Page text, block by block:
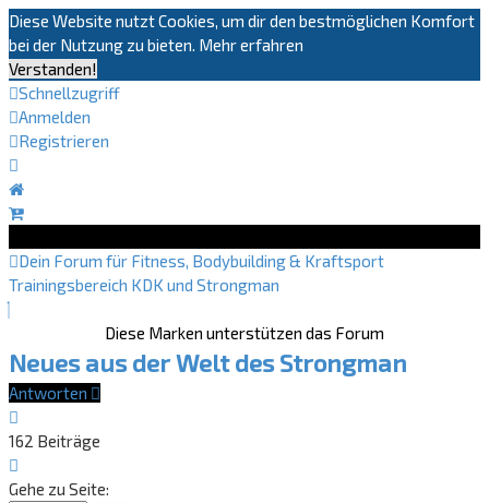
Diese Website nutzt Cookies, um dir den bestmöglichen Komfort
bei der Nutzung zu bieten. Mehr erfahren
Verstanden!
Schnellzugriff
Anmelden
Registrieren
Dein Forum für Fitness, Bodybuilding & Kraftsport
Trainingsbereich KDK und Strongman
Diese Marken unterstützen das Forum
Neues aus der Welt des Strongman
Antworten
162 Beiträge
9
Gehe zu Seite: